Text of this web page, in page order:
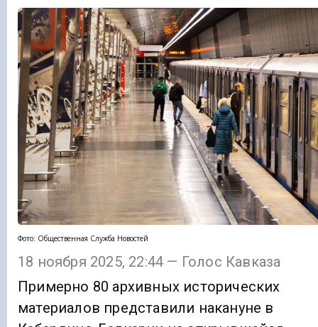
Фото: Общественная Служба Новостей
18 ноября 2025, 22:44 — Голос Кавказа
Примерно 80 архивных исторических
материалов представили накануне в